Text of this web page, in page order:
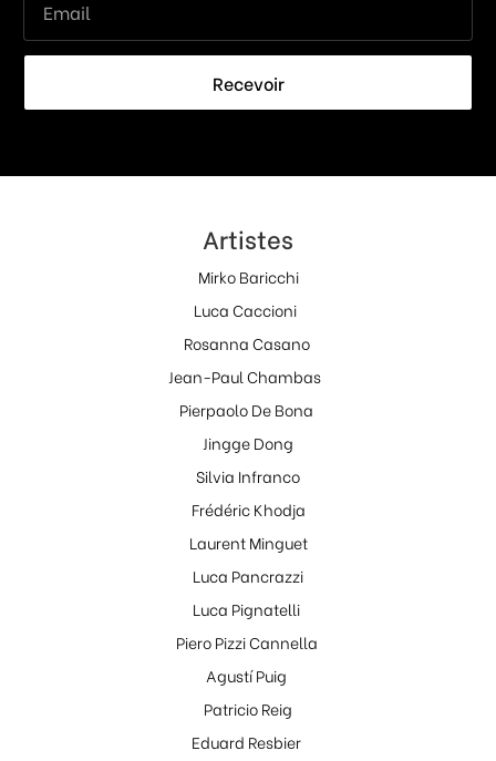
Recevoir
Artistes
Mirko Baricchi
Luca Caccioni
Rosanna Casano
Jean-Paul Chambas
Pierpaolo De Bona
Jingge Dong
Silvia Infranco
Frédéric Khodja
Laurent Minguet
Luca Pancrazzi
Luca Pignatelli
Piero Pizzi Cannella
Agustí Puig
Patricio Reig
Eduard Resbier